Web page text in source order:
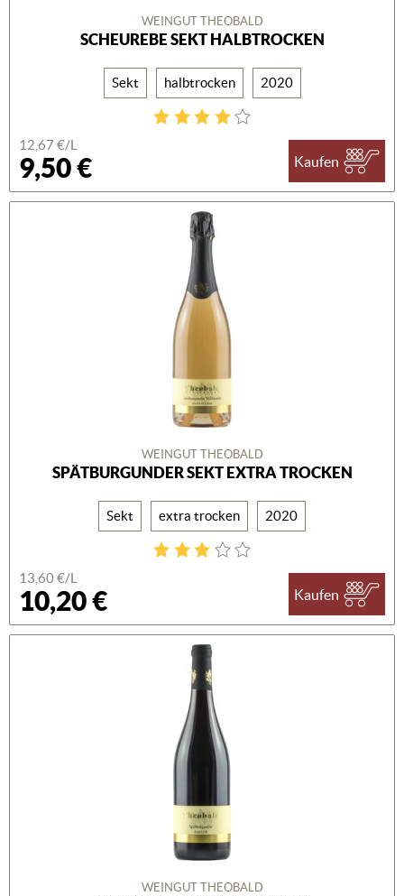
WEINGUT THEOBALD
SCHEUREBE SEKT HALBTROCKEN
Sekt halbtrocken 2020
12,67 €/L
9,50 € Kaufen
WEINGUT THEOBALD
SPÄTBURGUNDER SEKT EXTRA TROCKEN
Sekt extra trocken 2020
13,60 €/L
10,20 € Kaufen
WEINGUT THEOBALD